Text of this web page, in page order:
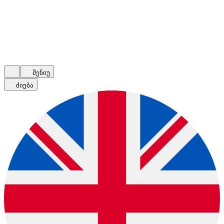
მენიუ
ძიება